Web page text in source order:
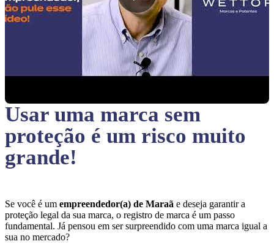
Usar uma marca sem
proteção é um risco muito
grande!
Se você é um empreendedor(a) de Maraã e deseja garantir a
proteção legal da sua marca, o registro de marca é um passo
fundamental. Já pensou em ser surpreendido com uma marca igual a
sua no mercado?